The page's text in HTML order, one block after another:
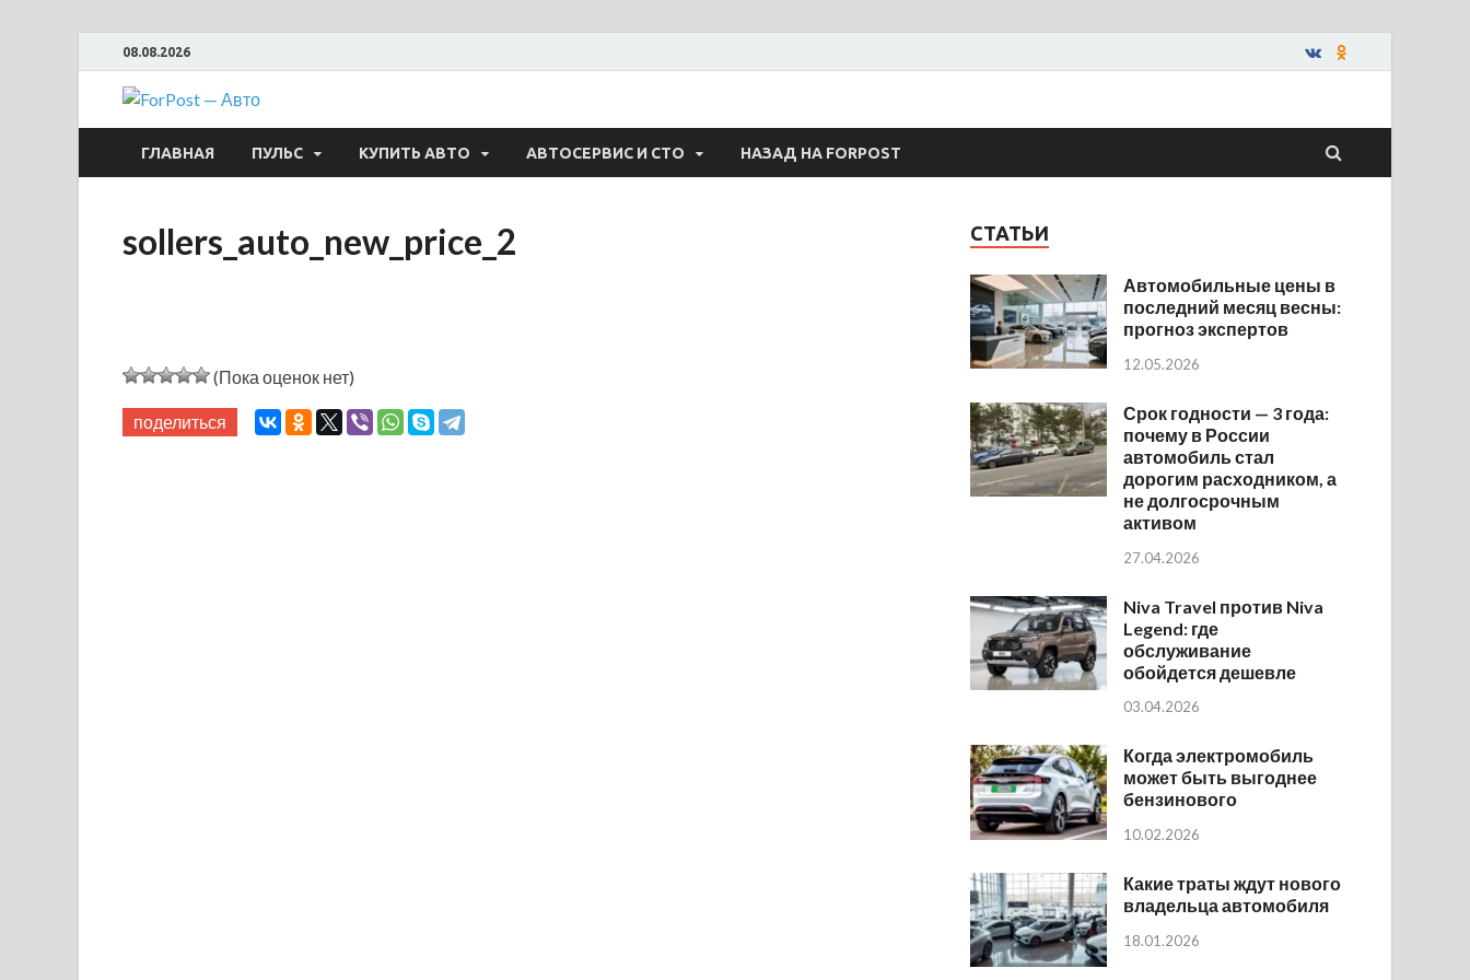
08.08.2026
ForPost — Авто
ГЛАВНАЯ ПУЛЬС КУПИТЬ АВТО АВТОСЕРВИС И СТО НАЗАД НА FORPOST
sollers_auto_new_price_2
(Пока оценок нет)
поделиться
СТАТЬИ
Автомобильные цены в
последний месяц весны:
прогноз экспертов
12.05.2026
Срок годности — 3 года:
почему в России
автомобиль стал
дорогим расходником, а
не долгосрочным
активом
27.04.2026
Niva Travel против Niva
Legend: где
обслуживание
обойдется дешевле
03.04.2026
Когда электромобиль
может быть выгоднее
бензинового
10.02.2026
Какие траты ждут нового
владельца автомобиля
18.01.2026